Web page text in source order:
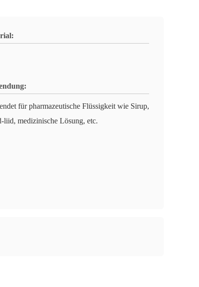
für pharmazeutische Flüssigkeit wie Sirup,
liid, medizinische Lösung, etc.